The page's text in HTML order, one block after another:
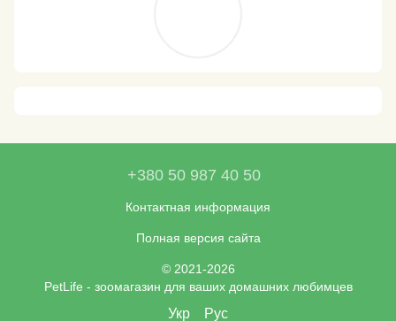
+380 50 987 40 50
Контактная информация
Полная версия сайта
© 2021-2026
PetLife - зоомагазин для ваших домашних любимцев
Укр Рус